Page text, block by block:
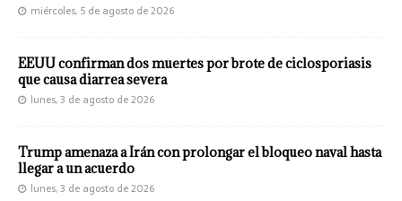
miércoles, 5 de agosto de 2026
EEUU confirman dos muertes por brote de ciclosporiasis
que causa diarrea severa
lunes, 3 de agosto de 2026
Trump amenaza a Irán con prolongar el bloqueo naval hasta
llegar a un acuerdo
lunes, 3 de agosto de 2026